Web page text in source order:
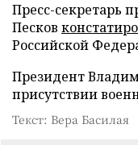
Пресс-секретарь
Песков
Российской
Президент
присутствии
Текст: Вера Басилая